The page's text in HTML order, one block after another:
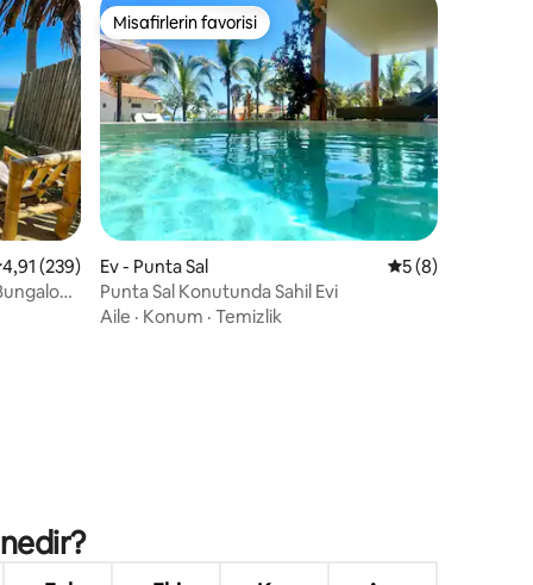
ortalama 4,91 puan, 239 değerlendirme
4,91 (239)
Misafirlerin favorisi
Misafirlerin favorisi
Ev - Punta Sal 5 üzerinden
5 (8)
Punta Sal Konutunda Sahil Evi
Aile · Konum · Temizlik